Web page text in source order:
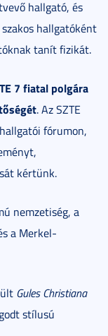
hallgató, és
hallgatóként
tanít fizikát.
7 fiatal polgára
. Az SZTE
fórumon,
kértünk.
nemzetiség, a
a Merkel-
Gules Christiana
stílusú